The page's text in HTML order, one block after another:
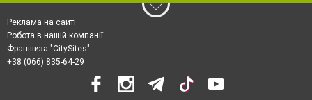
Реклама на сайті
Робота в нашій компанії
Франшиза "CitySites"
+38 (066) 835-64-29